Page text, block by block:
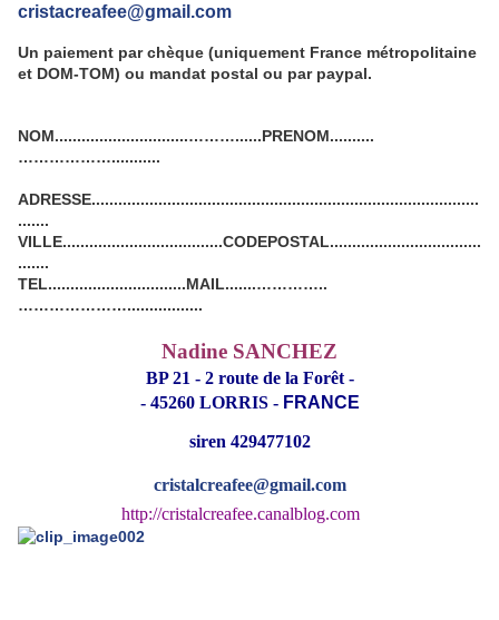
cristacreafee@gmail.com
Un paiement par chèque (uniquement France métropolitaine
et DOM-TOM) ou mandat postal ou par paypal.
NOM..............................………......PRENOM..........
………………...........
ADRESSE.......................................................................................
.......
VILLE....................................CODEPOSTAL..................................
.......
TEL...............................MAIL.......…………..
………………….................
Nadine SANCHEZ
BP 21 - 2 route de la Forêt -
- 45260 LORRIS - FRANCE
siren 429477102
cristalcreafee@gmail.com
http://cristalcreafee.canalblog.com